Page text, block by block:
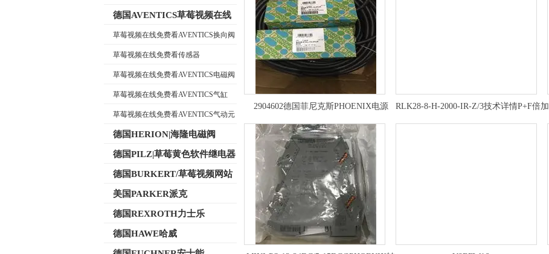
德国AVENTICS草莓视频在线
免费看
草莓视频在线免费看AVENTICS换向阀
草莓视频在线免费看传感器
草莓视频在线免费看AVENTICS电磁阀
草莓视频在线免费看AVENTICS气缸
草莓视频在线免费看AVENTICS气动元
德国HERION|海隆电磁阀
德国PILZ|草莓黄色软件继电器
德国BURKERT/草莓视频网站
入口在线电磁阀
美国PARKER派克
德国REXROTH力士乐
德国HAWE哈威
2904602德国菲尼克斯PHOENIX电源
RLK28-8-H-2000-IR-Z/3技术详情P+F倍加